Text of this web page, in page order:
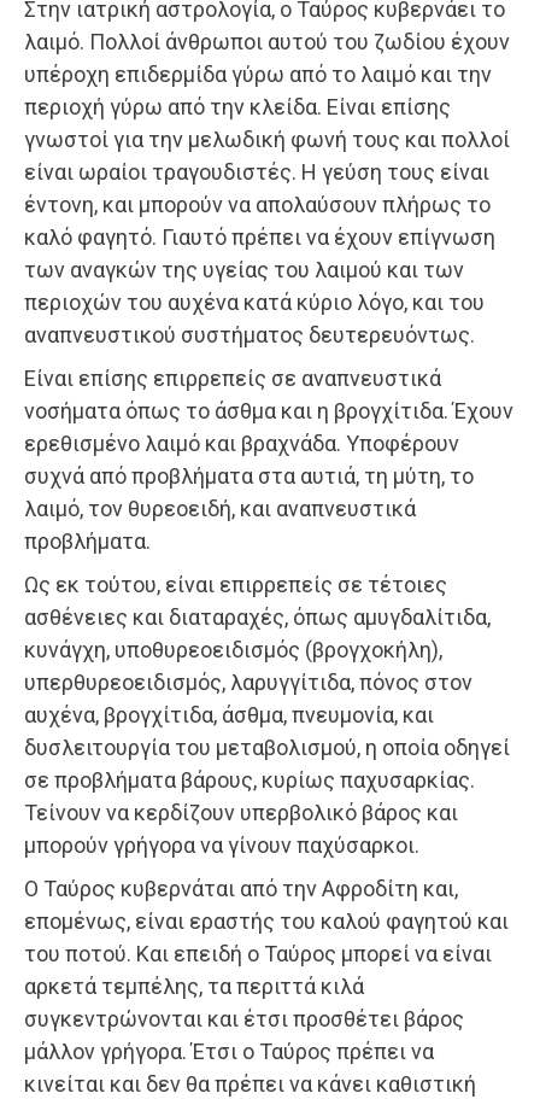
Στην ιατρική αστρολογία, o Ταύρος κυβερνάει το
λαιμό. Πολλοί άνθρωποι αυτού του ζωδίου έχουν
υπέροχη επιδερμίδα γύρω από το λαιμό και την
περιοχή γύρω από την κλείδα. Είναι επίσης
γνωστοί για την μελωδική φωνή τους και πολλοί
είναι ωραίοι τραγουδιστές. Η γεύση τους είναι
έντονη, και μπορούν να απολαύσουν πλήρως το
καλό φαγητό. Γιαυτό πρέπει να έχουν επίγνωση
των αναγκών της υγείας του λαιμού και των
περιοχών του αυχένα κατά κύριο λόγο, και του
αναπνευστικού συστήματος δευτερευόντως.
Είναι επίσης επιρρεπείς σε αναπνευστικά
νοσήματα όπως το άσθμα και η βρογχίτιδα. Έχουν
ερεθισμένο λαιμό και βραχνάδα. Υποφέρουν
συχνά από προβλήματα στα αυτιά, τη μύτη, το
λαιμό, τον θυρεοειδή, και αναπνευστικά
προβλήματα.
Ως εκ τούτου, είναι επιρρεπείς σε τέτοιες
ασθένειες και διαταραχές, όπως αμυγδαλίτιδα,
κυνάγχη, υποθυρεοειδισμός (βρογχοκήλη),
υπερθυρεοειδισμός, λαρυγγίτιδα, πόνος στον
αυχένα, βρογχίτιδα, άσθμα, πνευμονία, και
δυσλειτουργία του μεταβολισμού, η οποία οδηγεί
σε προβλήματα βάρους, κυρίως παχυσαρκίας.
Τείνουν να κερδίζουν υπερβολικό βάρος και
μπορούν γρήγορα να γίνουν παχύσαρκοι.
Ο Ταύρος κυβερνάται από την Αφροδίτη και,
επομένως, είναι εραστής του καλού φαγητού και
του ποτού. Και επειδή ο Ταύρος μπορεί να είναι
αρκετά τεμπέλης, τα περιττά κιλά
συγκεντρώνονται και έτσι προσθέτει βάρος
μάλλον γρήγορα. Έτσι ο Ταύρος πρέπει να
κινείται και δεν θα πρέπει να κάνει καθιστική